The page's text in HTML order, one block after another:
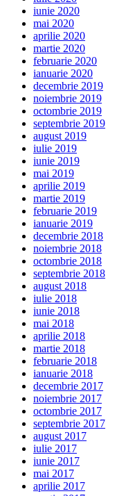
iunie 2020
mai 2020
aprilie 2020
martie 2020
februarie 2020
ianuarie 2020
decembrie 2019
noiembrie 2019
octombrie 2019
septembrie 2019
august 2019
iulie 2019
iunie 2019
mai 2019
aprilie 2019
martie 2019
februarie 2019
ianuarie 2019
decembrie 2018
noiembrie 2018
octombrie 2018
septembrie 2018
august 2018
iulie 2018
iunie 2018
mai 2018
aprilie 2018
martie 2018
februarie 2018
ianuarie 2018
decembrie 2017
noiembrie 2017
octombrie 2017
septembrie 2017
august 2017
iulie 2017
iunie 2017
mai 2017
aprilie 2017